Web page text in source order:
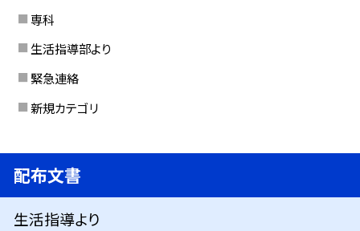
専科
生活指導部より
緊急連絡
新規カテゴリ
配布文書
生活指導より